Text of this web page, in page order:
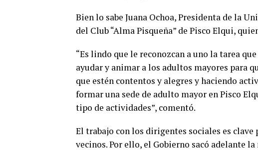
Bien lo sabe Juana Ochoa, Presidenta de la
del Club “Alma Pisqueña” de Pisco Elqui,
“Es lindo que le reconozcan a uno la tarea
ayudar y animar a los adultos mayores para
que estén contentos y alegres y haciendo
formar una sede de adulto mayor en Pisco
tipo de actividades”, comentó.
El trabajo con los dirigentes sociales es
vecinos. Por ello, el Gobierno sacó adelante